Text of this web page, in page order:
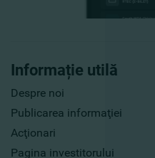
Informație utilă
Despre noi
Publicarea informaţiei
Acţionari
Pagina investitorului